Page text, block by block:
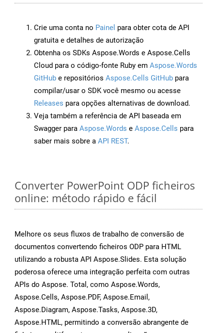
Crie uma conta no Painel para obter cota de API
gratuita e detalhes de autorização
Obtenha os SDKs Aspose.Words e Aspose.Cells
Cloud para o código-fonte Ruby em Aspose.Words
GitHub e repositórios Aspose.Cells GitHub para
compilar/usar o SDK você mesmo ou acesse
Releases para opções alternativas de download.
Veja também a referência de API baseada em
Swagger para Aspose.Words e Aspose.Cells para
saber mais sobre a API REST.
Converter PowerPoint ODP ficheiros
online: método rápido e fácil
Melhore os seus fluxos de trabalho de conversão de
documentos convertendo ficheiros ODP para HTML
utilizando a robusta API Aspose.Slides. Esta solução
poderosa oferece uma integração perfeita com outras
APIs do Aspose. Total, como Aspose.Words,
Aspose.Cells, Aspose.PDF, Aspose.Email,
Aspose.Diagram, Aspose.Tasks, Aspose.3D,
Aspose.HTML, permitindo a conversão abrangente de